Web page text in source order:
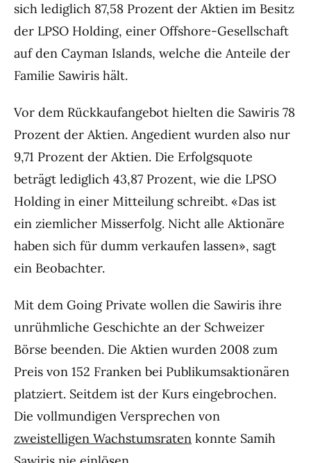
sich lediglich 87,58 Prozent der Aktien im Besitz
der LPSO Holding, einer Offshore-Gesellschaft
auf den Cayman Islands, welche die Anteile der
Familie Sawiris hält.
Vor dem Rückkaufangebot hielten die Sawiris 78
Prozent der Aktien. Angedient wurden also nur
9,71 Prozent der Aktien. Die Erfolgsquote
beträgt lediglich 43,87 Prozent, wie die LPSO
Holding in einer Mitteilung schreibt. «Das ist
ein ziemlicher Misserfolg. Nicht alle Aktionäre
haben sich für dumm verkaufen lassen», sagt
ein Beobachter.
Mit dem Going Private wollen die Sawiris ihre
unrühmliche Geschichte an der Schweizer
Börse beenden. Die Aktien wurden 2008 zum
Preis von 152 Franken bei Publikumsaktionären
platziert. Seitdem ist der Kurs eingebrochen.
Die vollmundigen Versprechen von
zweistelligen Wachstumsraten konnte Samih